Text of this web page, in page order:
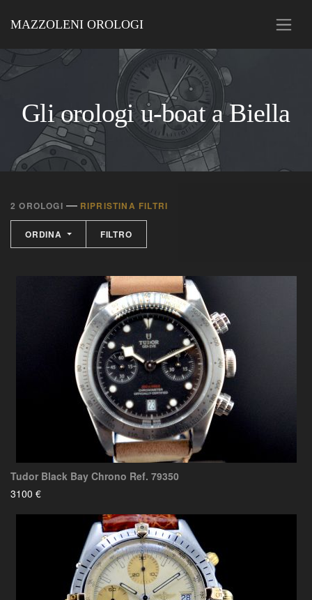
MAZZOLENI OROLOGI
Gli orologi u-boat a Biella
2 OROLOGI — RIPRISTINA FILTRI
ORDINA FILTRO
Tudor Black Bay Chrono Ref. 79350
3100 €